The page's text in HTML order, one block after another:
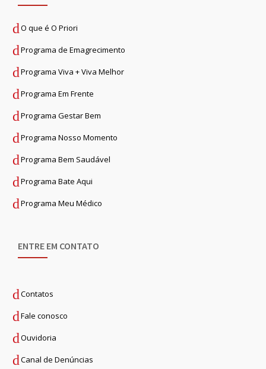
O que é O Priori
Programa de Emagrecimento
Programa Viva + Viva Melhor
Programa Em Frente
Programa Gestar Bem
Programa Nosso Momento
Programa Bem Saudável
Programa Bate Aqui
Programa Meu Médico
ENTRE EM CONTATO
Contatos
Fale conosco
Ouvidoria
Canal de Denúncias